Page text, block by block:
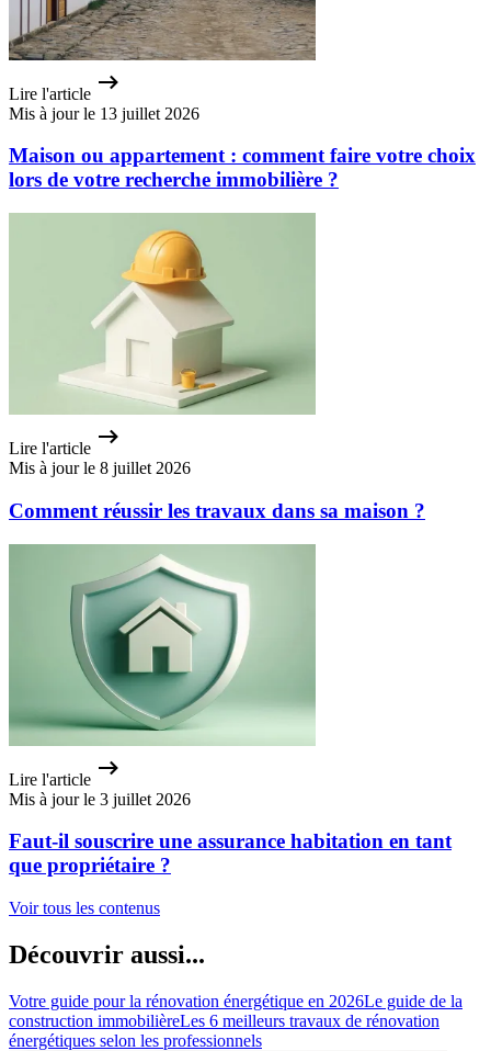
Lire l'article
Mis à jour le 13 juillet 2026
Maison ou appartement : comment faire votre choix
lors de votre recherche immobilière ?
Lire l'article
Mis à jour le 8 juillet 2026
Comment réussir les travaux dans sa maison ?
Lire l'article
Mis à jour le 3 juillet 2026
Faut-il souscrire une assurance habitation en tant
que propriétaire ?
Voir tous les contenus
Découvrir aussi...
Votre guide pour la rénovation énergétique en 2026Le guide de la
construction immobilièreLes 6 meilleurs travaux de rénovation
énergétiques selon les professionnels